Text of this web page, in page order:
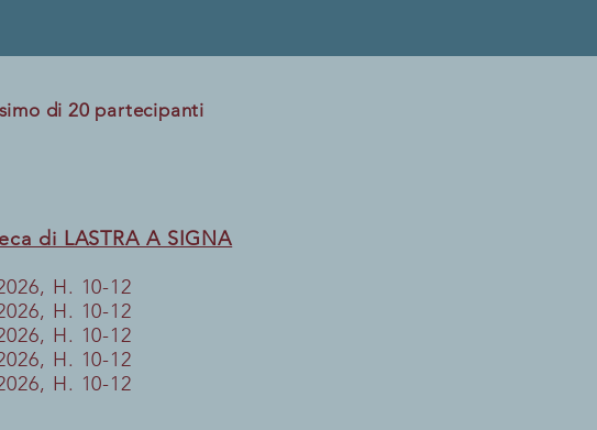
di 20 partecipanti​
di LASTRA A SIGNA
H. 10-12
H. 10-12
H. 10-12
H. 10-12
H. 10-12